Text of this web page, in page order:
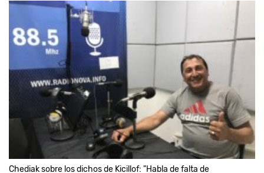
Chediak sobre los dichos de Kicillof: "Habla de falta de